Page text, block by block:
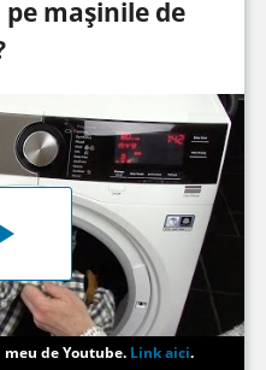
mașinile de
de Youtube. Link aici.